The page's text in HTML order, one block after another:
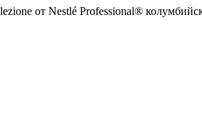
от Nestlé Professional®